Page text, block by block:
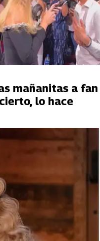
mañanitas a fan
lo hace